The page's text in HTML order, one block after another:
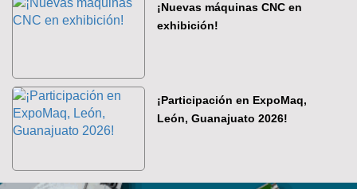
¡Nuevas máquinas CNC en
exhibición!
¡Participación en ExpoMaq,
León, Guanajuato 2026!